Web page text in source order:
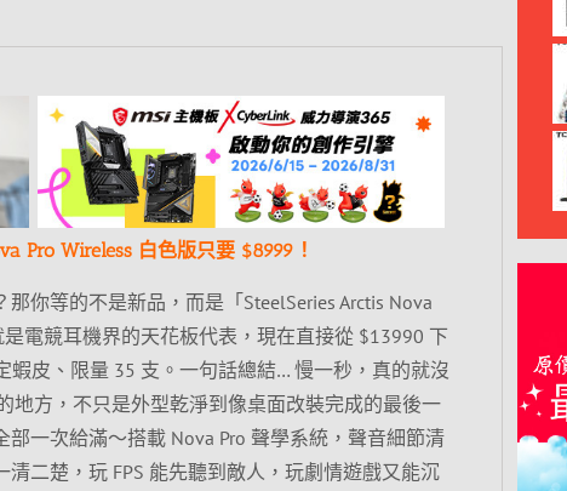
Pro Wireless 白色版只要 $8999！
你等的不是新品，而是「SteelSeries Arctis Nova
電競耳機界的天花板代表，現在直接從 $13990 下
皮、限量 35 支。一句話總結… 慢一秒，真的就沒
地方，不只是外型乾淨到像桌面改裝完成的最後一
一次給滿～搭載 Nova Pro 聲學系統，聲音細節清
二楚，玩 FPS 能先聽到敵人，玩劇情遊戲又能沉